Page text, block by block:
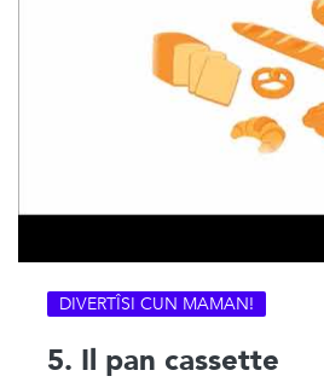
DIVERTÎSI CUN MAMAN!
5. Il pan cassette